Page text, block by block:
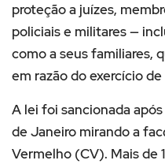
proteção a juízes,
policiais e militares —
como a seus familiares,
em razão do exercício
A lei foi sancionada
de Janeiro mirando a
Vermelho (CV). Mais de